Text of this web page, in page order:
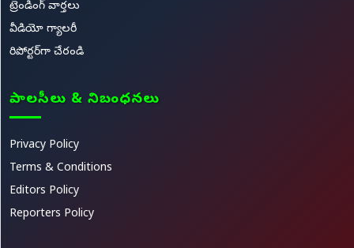
ట్రెండింగ్ వార్తలు
వీడియో గ్యాలరీ
రిపోర్టర్‌గా చేరండి
పాలసీలు & నిబంధనలు
Privacy Policy
Terms & Conditions
Editors Policy
Reporters Policy